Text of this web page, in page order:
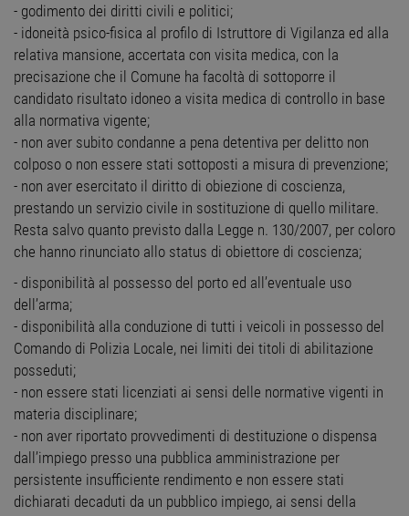
- godimento dei diritti civili e politici;
- idoneità psico-fisica al profilo di Istruttore di Vigilanza ed alla
relativa mansione, accertata con visita medica, con la
precisazione che il Comune ha facoltà di sottoporre il
candidato risultato idoneo a visita medica di controllo in base
alla normativa vigente;
- non aver subito condanne a pena detentiva per delitto non
colposo o non essere stati sottoposti a misura di prevenzione;
- non aver esercitato il diritto di obiezione di coscienza,
prestando un servizio civile in sostituzione di quello militare.
Resta salvo quanto previsto dalla Legge n. 130/2007, per coloro
che hanno rinunciato allo status di obiettore di coscienza;
- disponibilità al possesso del porto ed all’eventuale uso
dell’arma;
- disponibilità alla conduzione di tutti i veicoli in possesso del
Comando di Polizia Locale, nei limiti dei titoli di abilitazione
posseduti;
- non essere stati licenziati ai sensi delle normative vigenti in
materia disciplinare;
- non aver riportato provvedimenti di destituzione o dispensa
dall’impiego presso una pubblica amministrazione per
persistente insufficiente rendimento e non essere stati
dichiarati decaduti da un pubblico impiego, ai sensi della